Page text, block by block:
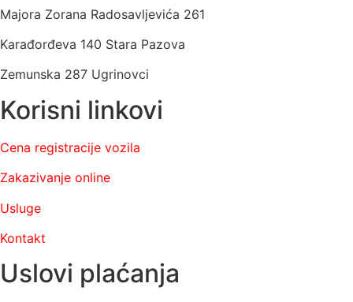
Majora Zorana Radosavljevića 261
Karađorđeva 140 Stara Pazova
Zemunska 287 Ugrinovci
Korisni linkovi
Cena registracije vozila
Zakazivanje online
Usluge
Kontakt
Uslovi plaćanja